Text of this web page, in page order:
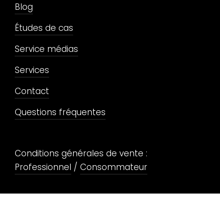
Blog
Études de cas
Service médias
Services
Contact
Questions fréquentes
Conditions générales de vente :
Professionnel / Consommateur